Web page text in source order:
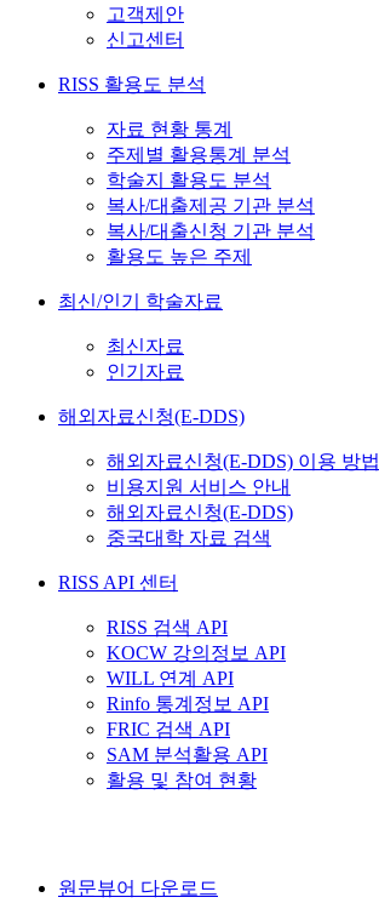
고객제안
신고센터
RISS 활용도 분석
자료 현황 통계
주제별 활용통계 분석
학술지 활용도 분석
복사/대출제공 기관 분석
복사/대출신청 기관 분석
활용도 높은 주제
최신/인기 학술자료
최신자료
인기자료
해외자료신청(E-DDS)
해외자료신청(E-DDS) 이용 방법
비용지원 서비스 안내
해외자료신청(E-DDS)
중국대학 자료 검색
RISS API 센터
RISS 검색 API
KOCW 강의정보 API
WILL 연계 API
Rinfo 통계정보 API
FRIC 검색 API
SAM 분석활용 API
활용 및 참여 현황
원문뷰어 다운로드